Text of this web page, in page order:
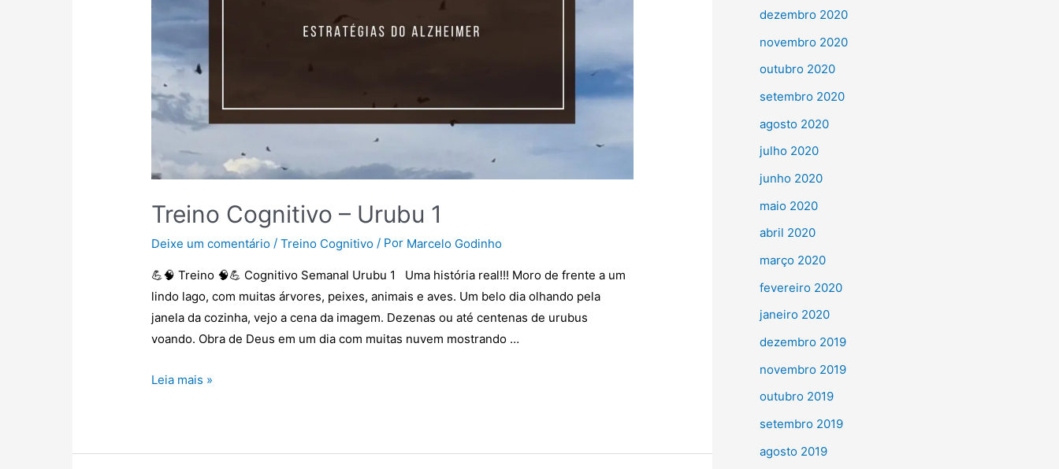
Treino Cognitivo – Urubu 1
Deixe um comentário /Treino Cognitivo / Por Marcelo Godinho
💪🧠 Treino 🧠💪 Cognitivo Semanal Urubu 1 Uma história real!!! Moro de frente a um
lindo lago, com muitas árvores, peixes, animais e aves. Um belo dia olhando pela
janela da cozinha, vejo a cena da imagem. Dezenas ou até centenas de urubus
voando. Obra de Deus em um dia com muitas nuvem mostrando …
Leia mais »
dezembro 2020
novembro 2020
outubro 2020
setembro 2020
agosto 2020
julho 2020
junho 2020
maio 2020
abril 2020
março 2020
fevereiro 2020
janeiro 2020
dezembro 2019
novembro 2019
outubro 2019
setembro 2019
agosto 2019